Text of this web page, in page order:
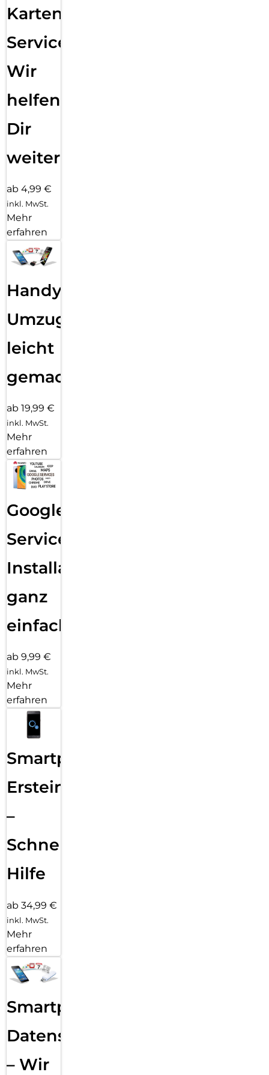
Karten
Service:
Wir
helfen
Dir
weiter
ab 4,99 €
inkl. MwSt.
Mehr
erfahren
Handy
Umzug
leicht
gemacht!
ab 19,99 €
inkl. MwSt.
Mehr
erfahren
Google
Services
Installation
ganz
einfach
ab 9,99 €
inkl. MwSt.
Mehr
erfahren
Smartphone
Ersteinrichtung
–
Schnelle
Hilfe
ab 34,99 €
inkl. MwSt.
Mehr
erfahren
Smartphone
Datensicherung
– Wir